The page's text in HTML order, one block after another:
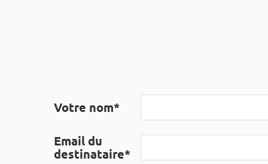
Votre nom*
Email du
destinataire*